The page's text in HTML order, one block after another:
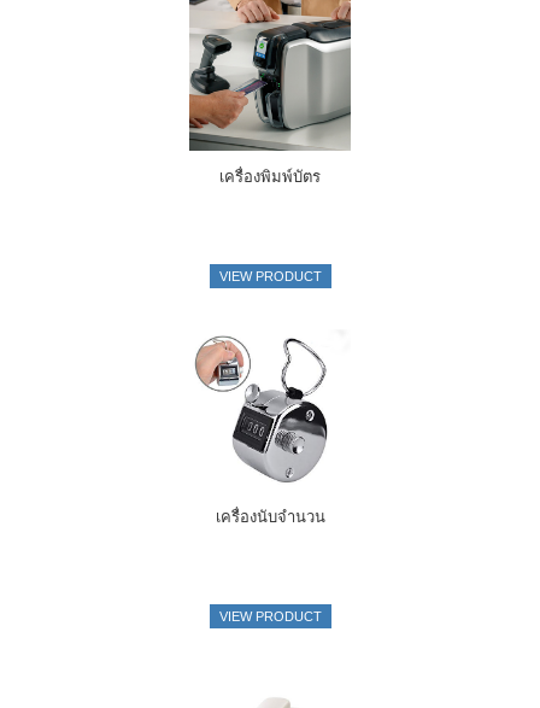
เครื่องพิมพ์บัตร
VIEW PRODUCT
เครื่องนับจำนวน
VIEW PRODUCT